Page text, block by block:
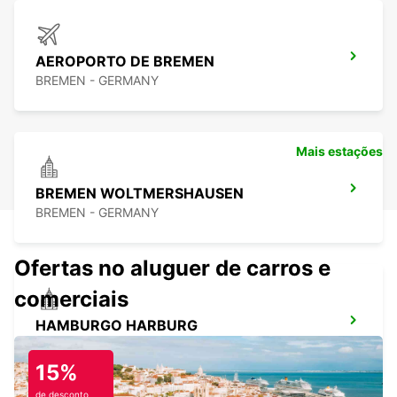
AEROPORTO DE BREMEN
BREMEN - GERMANY
BREMEN WOLTMERSHAUSEN
BREMEN - GERMANY
HAMBURGO HARBURG
HAMBURG - GERMANY
Mais estações
Ofertas no aluguer de carros e
comerciais
15%
de desconto